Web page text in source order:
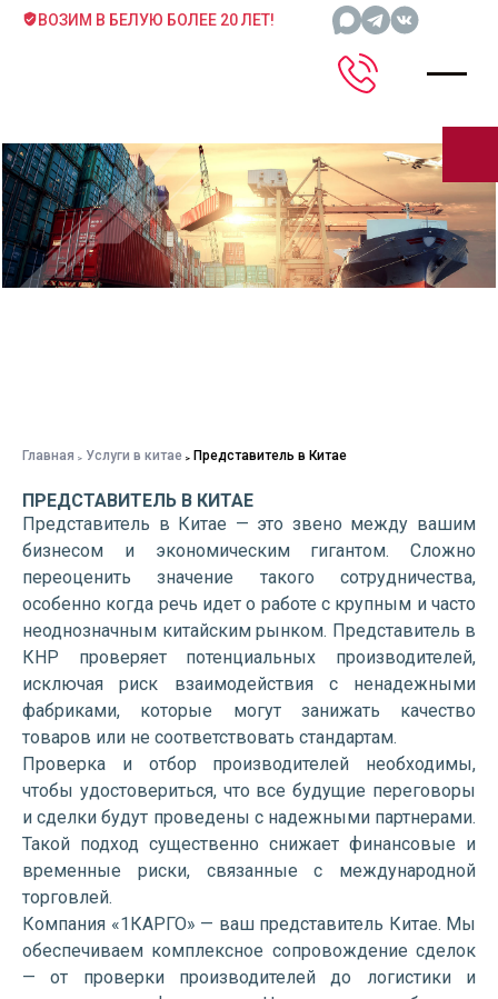
ВОЗИМ В БЕЛУЮ БОЛЕЕ 20 ЛЕТ!
Главная Услуги в китае Представитель в Китае
ПРЕДСТАВИТЕЛЬ В КИТАЕ
Представитель в Китае — это звено между вашим
бизнесом и экономическим гигантом. Сложно
переоценить значение такого сотрудничества,
особенно когда речь идет о работе с крупным и часто
неоднозначным китайским рынком. Представитель в
КНР проверяет потенциальных производителей,
исключая риск взаимодействия с ненадежными
фабриками, которые могут занижать качество
товаров или не соответствовать стандартам.
Проверка и отбор производителей необходимы,
чтобы удостовериться, что все будущие переговоры
и сделки будут проведены с надежными партнерами.
Такой подход существенно снижает финансовые и
временные риски, связанные с международной
торговлей.
Компания «1КАРГО» — ваш представитель Китае. Мы
обеспечиваем комплексное сопровождение сделок
— от проверки производителей до логистики и